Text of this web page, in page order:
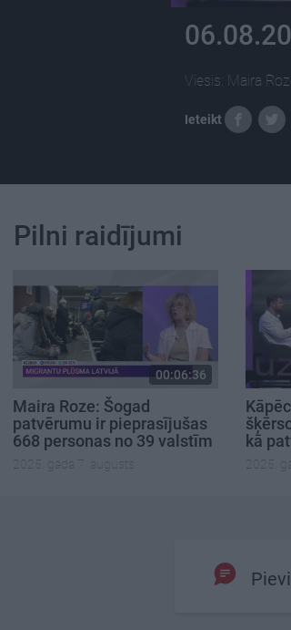
Viesis: Maira
Ieteikt
Pilni raidījumi
00:06:36
Maira Roze: Šogad
patvērumu ir pieprasījušas
668 personas no 39 valstīm
2025. gada 7. augusts
kā
2025.